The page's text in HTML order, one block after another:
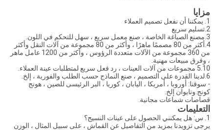
مزايا
1. يمكننا أن نفعل تصميم العملاء
2.تسليم سريع
3.مصنع الصباغة الخاصة ، صنع معمل سريع ، سهل للتحكم في اللون.
4.أكثر من 80 مصممًا ماهرًا ، وأكثر من 80 مجموعة من آلات النقل وأكثر
من 360 مجموعة من الآلات متعددة الرؤوس ، وأكثر من 1200 عامل ماهر
، وفرق مبيعات مهنية.
5.10 مجموعات من آلات العينات ، رد فعل سريع لمتطلبات عينة العملاء.
6.لدينا القدرة على التصميم ، صنع النماذج حسب الطلب والفورية ، إلخ.
- سوقنا: أوروبا ، أمريكا ، اليابان ، كوريا ، البر الرئيسى للصين ، هونج
كونج.وتايوان إلخ.
قصاصات شماعات مجانية.
التعليمات
1. س: هل يمكنني الحصول على عينات النسيج؟
يرجى تزويدنا بمزيد من التفاصيل عن القماش ، على سبيل المثال ، الوزن